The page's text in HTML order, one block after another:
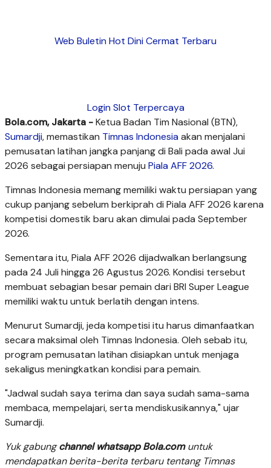
Web Buletin Hot Dini Cermat Terbaru
Login Slot Terpercaya
Bola.com, Jakarta -Ketua Badan Tim Nasional (BTN),
Sumardji, memastikan Timnas Indonesiaakan menjalani
pemusatan latihan jangka panjang di Bali pada awal Jui
2026 sebagai persiapan menuju Piala AFF 2026.
Timnas Indonesia memang memiliki waktu persiapan yang
cukup panjang sebelum berkiprah di Piala AFF 2026 karena
kompetisi domestik baru akan dimulai pada September
2026.
Sementara itu, Piala AFF 2026 dijadwalkan berlangsung
pada 24 Juli hingga 26 Agustus 2026. Kondisi tersebut
membuat sebagian besar pemain dari BRI Super League
memiliki waktu untuk berlatih dengan intens.
Menurut Sumardji, jeda kompetisi itu harus dimanfaatkan
secara maksimal oleh Timnas Indonesia. Oleh sebab itu,
program pemusatan latihan disiapkan untuk menjaga
sekaligus meningkatkan kondisi para pemain.
"Jadwal sudah saya terima dan saya sudah sama-sama
membaca, mempelajari, serta mendiskusikannya," ujar
Sumardji.
Yuk gabungchannel whatsapp Bola.comuntuk
mendapatkan berita-berita terbaru tentang Timnas